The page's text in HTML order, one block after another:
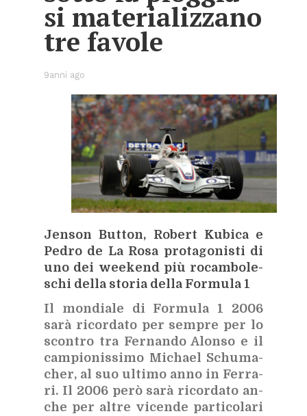
si ma­te­ria­liz­za­no
tre fa­vo­le
9anni ago
Jen­son But­ton, Ro­bert Ku­bi­ca e
Pe­dro de La Rosa pro­ta­go­ni­sti di
uno dei wee­kend più ro­cam­bo­le­
schi del­la sto­ria del­la For­mu­la 1
Il mon­dia­le di For­mu­la 1 2006
sarà ri­cor­da­to per sem­pre per lo
scon­tro tra Fer­nan­do Alon­so e il
cam­pio­nis­si­mo Mi­chael Schu­ma­
cher, al suo ul­ti­mo anno in Fer­ra­
ri. Il 2006 però sarà ri­cor­da­to an­
che per al­tre vi­cen­de par­ti­co­la­ri